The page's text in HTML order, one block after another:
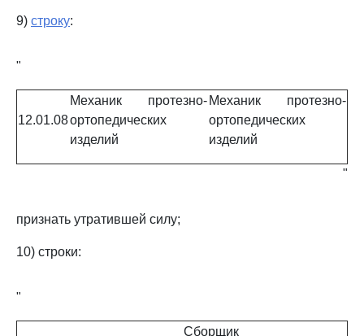
9) строку:
"
12.01.08
Механик протезно-
ортопедических
изделий
Механик протезно-
ортопедических
изделий
"
признать утратившей силу;
10) строки:
"
Сборщик